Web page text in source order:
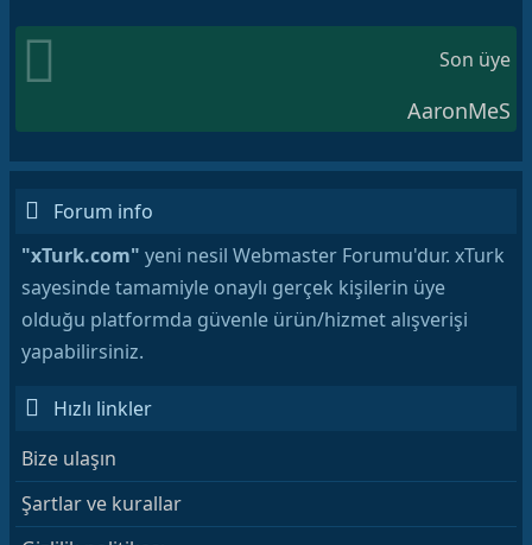
Son üye
AaronMeS
Forum info
"xTurk.com" yeni nesil Webmaster Forumu'dur. xTurk
sayesinde tamamiyle onaylı gerçek kişilerin üye
olduğu platformda güvenle ürün/hizmet alışverişi
yapabilirsiniz.
Hızlı linkler
Bize ulaşın
Şartlar ve kurallar